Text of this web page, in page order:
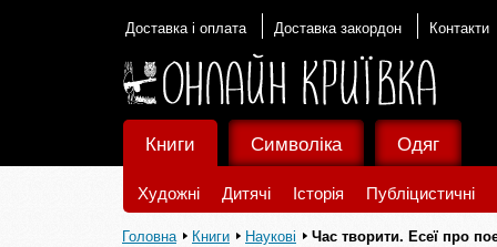
Доставка і оплата Доставка закордон Контакти
Книги
Художні Дитячі Історія Публіцистичні
Символіка Одяг
Головна Книги Наукові Час творити. Есеї про